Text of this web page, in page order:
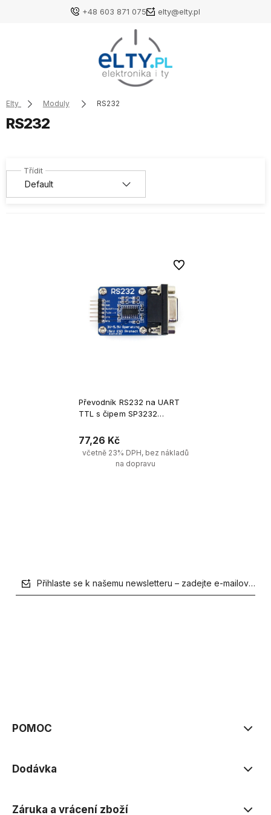
+48 603 871 075 elty@elty.pl
Elty Moduly RS232
RS232
Převodník RS232 na UART
TTL s čipem SP3232
77,26 Kč
včetně 23% DPH, bez nákladů
na dopravu
Do oblíbených
Přihlaste se k našemu newsletteru – zadejte e-mailovou
POMOC
Dodávka
Záruka a vrácení zboží